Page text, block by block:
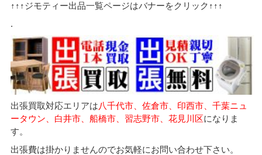
↑↑↑ジモティー出品一覧ページはバナーをクリック↑↑↑
.
出張買取対応エリアは八千代市、佐倉市、印西市、千葉ニュ
ータウン、白井市、船橋市、習志野市、花見川区になりま
す。
出張費は掛かりませんのでお気軽にお問い合わせ下さい。